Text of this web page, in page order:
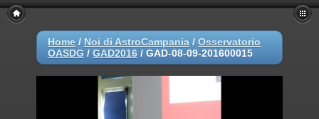
Home / Noi di AstroCampania / Osservatorio
OASDG / GAD2016 / GAD-08-09-201600015